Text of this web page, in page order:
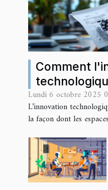
Comment
futur des
?
Lundi 6 octobre 2025
L’innovation
la façon dont les